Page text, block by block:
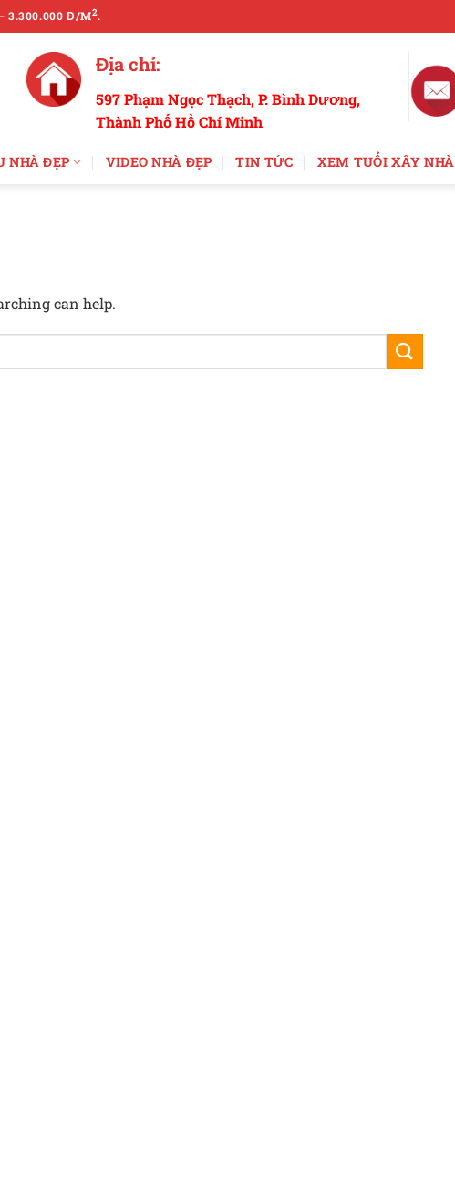
3.300.000 Đ/M2.
Địa chỉ:
597 Phạm Ngọc Thạch, P. Bình Dương,
Thành Phố Hồ Chí Minh
NHÀ ĐẸP VIDEO NHÀ ĐẸP TIN TỨC XEM TUỔI XÂY NHÀ
can help.